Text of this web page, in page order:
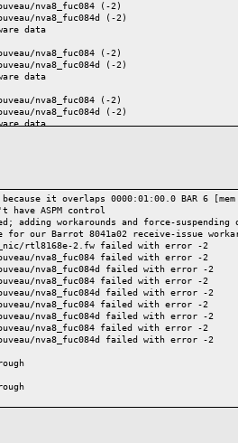
nva8_fuc084 (-2)
nva8_fuc084d (-2)
data
nva8_fuc084 (-2)
nva8_fuc084d (-2)
data
nva8_fuc084 (-2)
nva8_fuc084d (-2)
data
page read
page read
page read
page read
seconds.
1
disables this message.
120 seconds.
1
disables this message.
seconds.
1
disables this message.
seconds.
1
disables this message.
120 seconds.
1
disables this message.
it overlaps 0000:01:00.0 BAR 6 [mem
have ASPM control
adding workarounds and force-suspending
our Barrot 8041a02 receive-issue
rtl8168e-2.fw failed with error -2
nva8_fuc084 failed with error -2
nva8_fuc084d failed with error -2
nva8_fuc084 failed with error -2
nva8_fuc084d failed with error -2
nva8_fuc084 failed with error -2
nva8_fuc084d failed with error -2
nva8_fuc084 failed with error -2
nva8_fuc084d failed with error -2